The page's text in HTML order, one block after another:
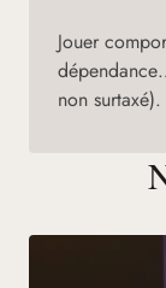
Jouer
non surtaxé).